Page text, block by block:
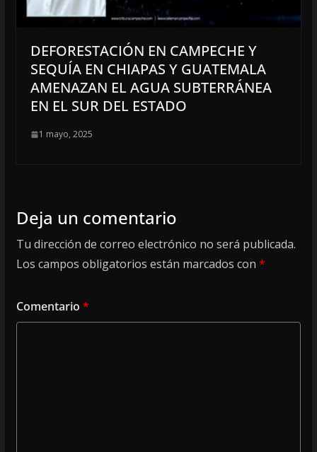
DEFORESTACIÓN EN CAMPECHE Y
SEQUÍA EN CHIAPAS Y GUATEMALA
AMENAZAN EL AGUA SUBTERRÁNEA
EN EL SUR DEL ESTADO
1 mayo, 2025
Deja un comentario
Tu dirección de correo electrónico no será publicada.
Los campos obligatorios están marcados con *
Comentario *